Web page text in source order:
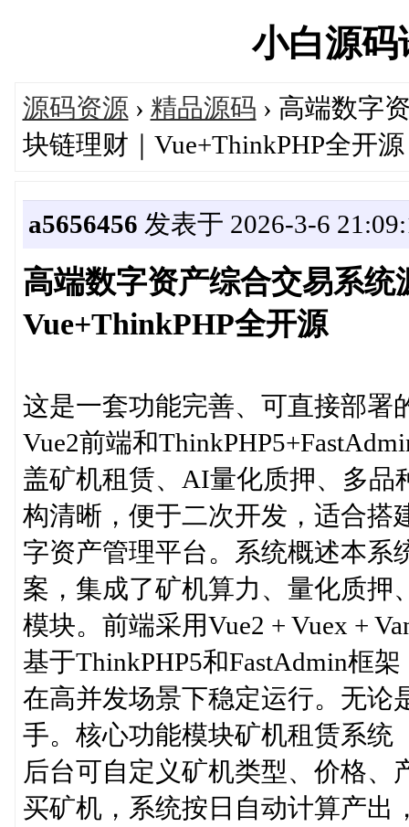
小白源
源码资源 › 精品源码 › 高端数字
块链理财｜Vue+ThinkPHP全开源
a5656456 发表于 2026-3-6
高端数字资产综合交易系
Vue+ThinkPHP全开源
这是一套功能完善、可直接部署
Vue2前端和
盖矿机租赁、AI量化质押、多品
构清晰，便于二次开发，适合搭
字资产管理平台。系统概述本系
案，集成了矿机算力、量化质押
模块。前端采用Vue2 + Vuex +
基于ThinkPHP5和FastAdmin框
在高并发场景下稳定运行。无论
手。核心功能模块矿机租赁系统
后台可自定义矿机类型、价格
买矿机，系统按日自动计算产出